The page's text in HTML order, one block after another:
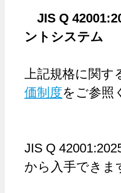
JIS Q
ントシステム
上記規格に関
価制度をご参照
JIS Q
から入手できま